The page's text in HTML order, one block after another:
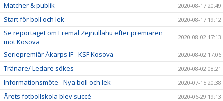
Matcher & publik 2020-08-17 20:49
Start för boll och lek 2020-08-17 19:12
Se reportaget om Eremal Zejnullahu efter premiären
mot Kosova
2020-08-02 17:13
Seriepremiär Åkarps IF - KSF Kosova 2020-08-02 17:06
Tränare/ Ledare sökes 2020-08-02 08:21
Informationsmöte - Nya boll och lek 2020-07-15 20:38
Årets fotbollskola blev succé 2020-06-29 19:13